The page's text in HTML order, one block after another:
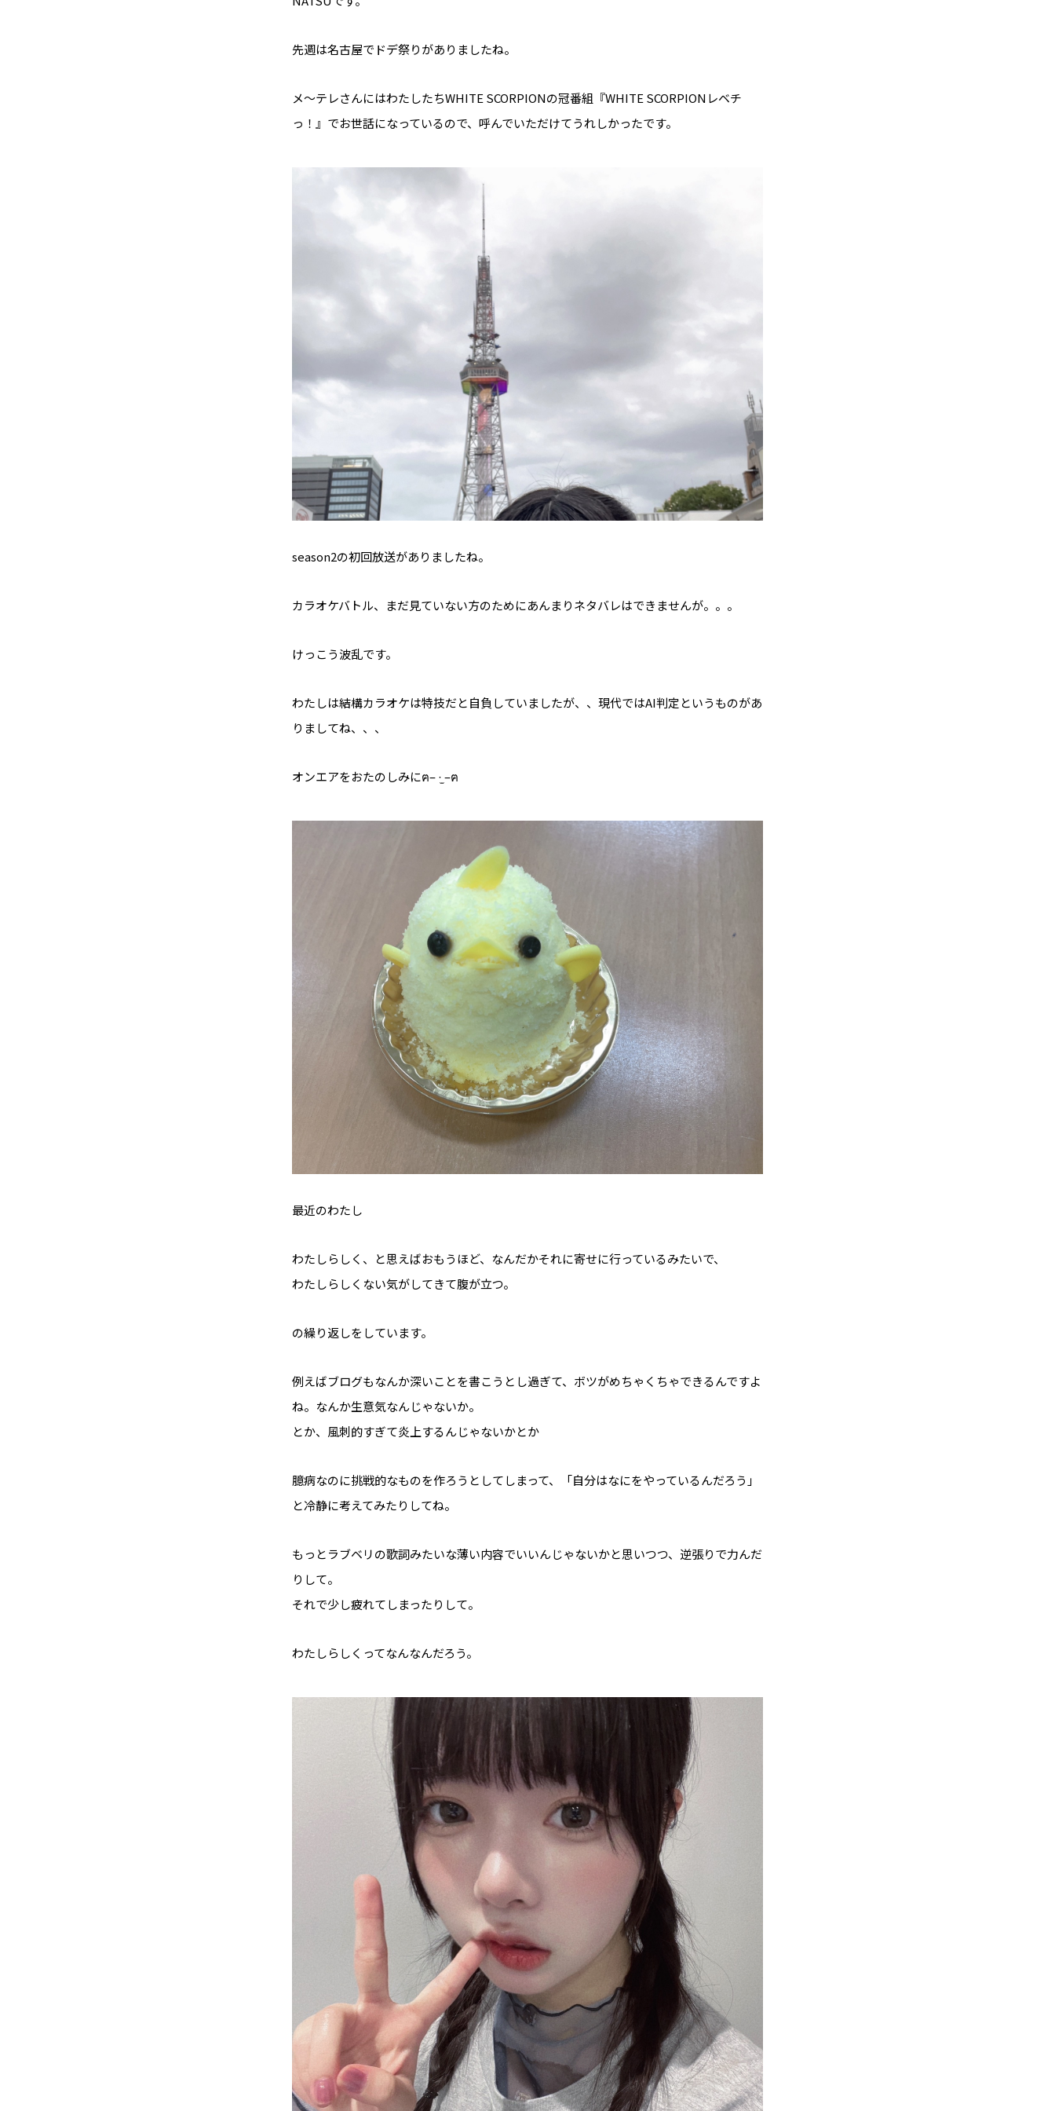
先週は名古屋でドデ祭りがありましたね。
メ〜テレさんにはわたしたちWHITE SCORPIONの冠番組『WHITE SCORPIONレベチ
っ！』でお世話になっているので、呼んでいただけてうれしかったです。
season2の初回放送がありましたね。
カラオケバトル、まだ見ていない方のためにあんまりネタバレはできませんが。。。
けっこう波乱です。
わたしは結構カラオケは特技だと自負していましたが、、現代ではAI判定というものがあ
りましてね、、、
オンエアをおたのしみにฅ– ·̫ –ฅ
最近のわたし
わたしらしく、と思えばおもうほど、なんだかそれに寄せに行っているみたいで、
わたしらしくない気がしてきて腹が立つ。
の繰り返しをしています。
例えばブログもなんか深いことを書こうとし過ぎて、ボツがめちゃくちゃできるんですよ
ね。なんか生意気なんじゃないか。
とか、風刺的すぎて炎上するんじゃないかとか
臆病なのに挑戦的なものを作ろうとしてしまって、「自分はなにをやっているんだろう」
と冷静に考えてみたりしてね。
もっとラブベリの歌詞みたいな薄い内容でいいんじゃないかと思いつつ、逆張りで力んだ
りして。
それで少し疲れてしまったりして。
わたしらしくってなんなんだろう。